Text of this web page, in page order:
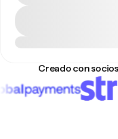
Creado con